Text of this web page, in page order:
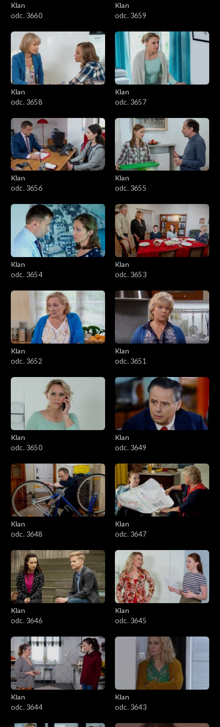
Klan
odc. 3660
Klan
odc. 3659
Klan
odc. 3658
Klan
odc. 3657
Klan
odc. 3656
Klan
odc. 3655
Klan
odc. 3654
Klan
odc. 3653
Klan
odc. 3652
Klan
odc. 3651
Klan
odc. 3650
Klan
odc. 3649
Klan
odc. 3648
Klan
odc. 3647
Klan
odc. 3646
Klan
odc. 3645
Klan
odc. 3644
Klan
odc. 3643